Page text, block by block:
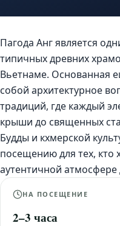
Пагода Анг является
типичных древних
Вьетнаме. Основанная
собой архитектурное
традиций, где каждый
крыши до священных
Будды и кхмерской
посещению для тех, кто
аутентичной
НА ПОСЕЩЕНИЕ
2–3 часа